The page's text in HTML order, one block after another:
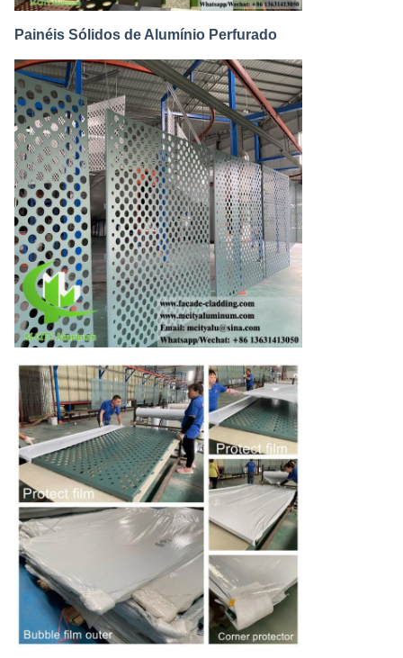
Painéis Sólidos de Alumínio Perfurado